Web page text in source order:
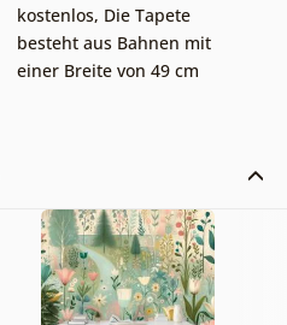
kostenlos, Die Tapete
besteht aus Bahnen mit
einer Breite von 49 cm